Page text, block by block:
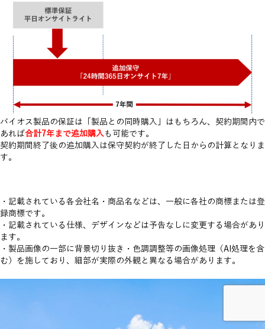
バイオス製品の保証は「製品との同時購入」はもちろん、契約期間内で
あれば合計7年まで追加購入 も可能です。
契約期間終了後の追加購入は保守契約が終了した日からの計算となりま
す。
・記載されている各会社名・商品名などは、一般に各社の商標または登
録商標です。
・記載されている仕様、デザインなどは予告なしに変更する場合があり
ます。
・製品画像の一部に背景切り抜き・色調調整等の画像処理（AI処理を含
む）を施しており、細部が実際の外観と異なる場合があります。